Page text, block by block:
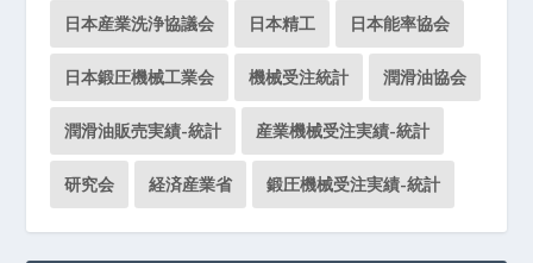
日本産業洗浄協議会 日本精工 日本能率協会
日本鍛圧機械工業会 機械受注統計 潤滑油協会
潤滑油販売実績-統計 産業機械受注実績-統計
研究会 経済産業省 鍛圧機械受注実績-統計